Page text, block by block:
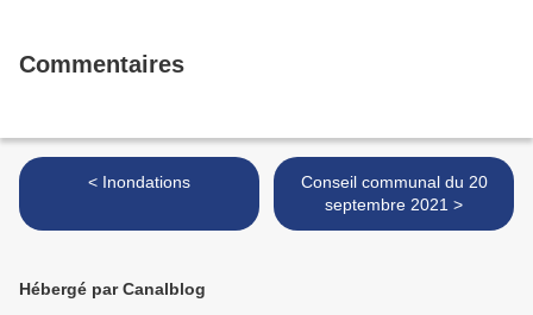
Commentaires
< Inondations
Conseil communal du 20
septembre 2021 >
Hébergé par Canalblog